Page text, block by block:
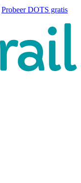
Probeer DOTS gratis